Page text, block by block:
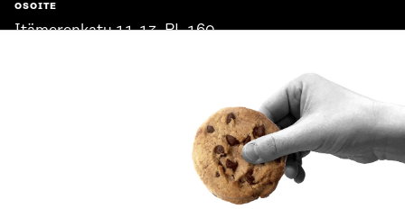
OSOITE
Itämerenkatu 11-13, PL 160,